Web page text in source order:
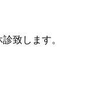
致します。